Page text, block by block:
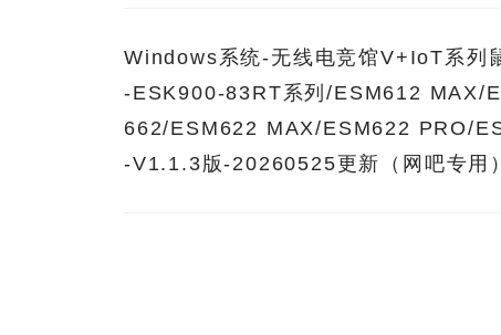
Windows系统-无线电竞馆V+IoT系列
-ESK900-83RT系列/ESM612 MAX/
662/ESM622 MAX/ESM622 PRO/
-V1.1.3版-20260525更新（网吧专用）